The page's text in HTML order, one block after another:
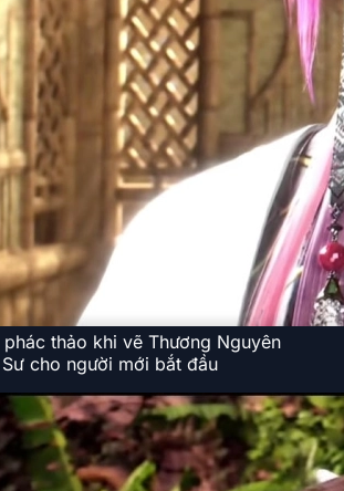
thảo khi vẽ Thương Nguyên
cho người mới bắt đầu